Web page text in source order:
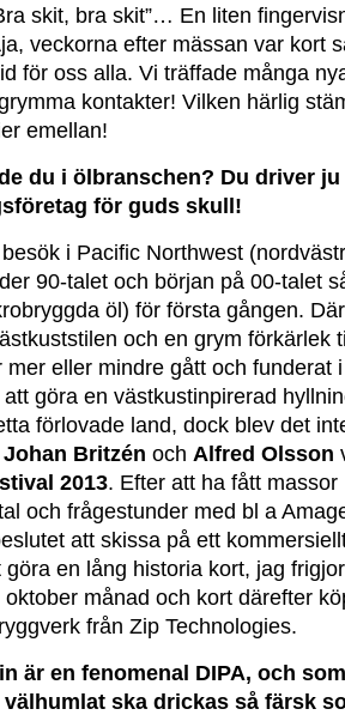
skit, bra skit”… En liten
veckorna efter mässan var kort
för oss alla. Vi träffade många
kontakter! Vilken härlig
emellan!
du i ölbranschen? Du driver ju
för guds skull!
i Pacific Northwest
90-talet och början på 00-talet
öl) för första gången.
och en grym förkärlek
eller mindre gått och funderat
göra en västkustinpirerad
förlovade land, dock blev det
Johan Britzén och Alfred Olsson
2013. Efter att ha fått
och frågestunder med bl a
att skissa på ett
göra en lång historia kort, jag
månad och kort därefter
från Zip Technologies.
är en fenomenal DIPA, och
ska drickas så färsk